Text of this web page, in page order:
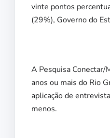
vinte pontos
(29%), Governo do
A Pesquisa Conectar/
anos ou mais do Rio
aplicação de
menos.